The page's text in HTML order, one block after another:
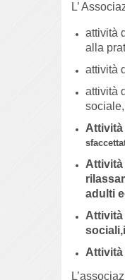
L’
attività
alla
attività
attività
adulti